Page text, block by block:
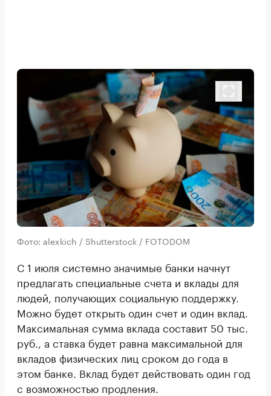
Фото: alexkich / Shutterstock / FOTODOM
С 1 июля системно значимые банки начнут
предлагать специальные счета и вклады для
людей, получающих социальную поддержку.
Можно будет открыть один счет и один вклад.
Максимальная сумма вклада составит 50 тыс.
руб., а ставка будет равна максимальной для
вкладов физических лиц сроком до года в
этом банке. Вклад будет действовать один год
с возможностью продления.